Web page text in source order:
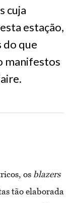
cuja
estação,
do que
manifestos
os blazers
tão elaborada